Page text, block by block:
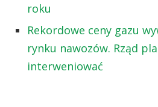
roku
Rekordowe ceny gazu
rynku nawozów. Rząd
interweniować